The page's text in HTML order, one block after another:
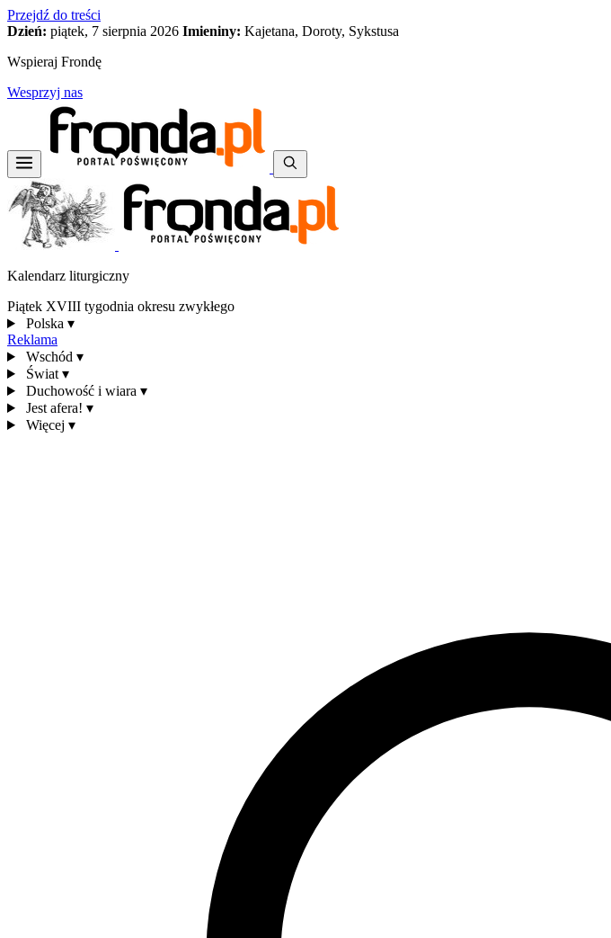
Przejdź do treści
Dzień: piątek, 7 sierpnia 2026 Imieniny: Kajetana, Doroty, Sykstusa
Wspieraj Frondę
Wesprzyj nas
Kalendarz liturgiczny
Piątek XVIII tygodnia okresu zwykłego
Polska ▾
Reklama
Wschód ▾
Świat ▾
Duchowość i wiara ▾
Jest afera! ▾
Więcej ▾